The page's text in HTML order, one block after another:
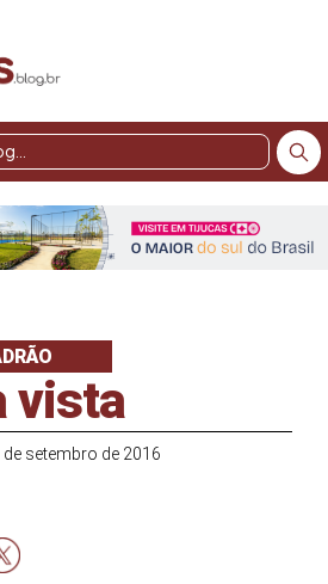
Pesquisar
Blog
vista
de setembro de 2016